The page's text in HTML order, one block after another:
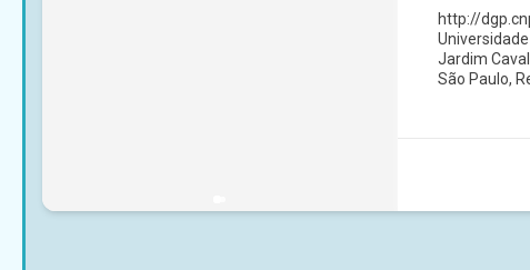
http://
Jardim
São Paulo,